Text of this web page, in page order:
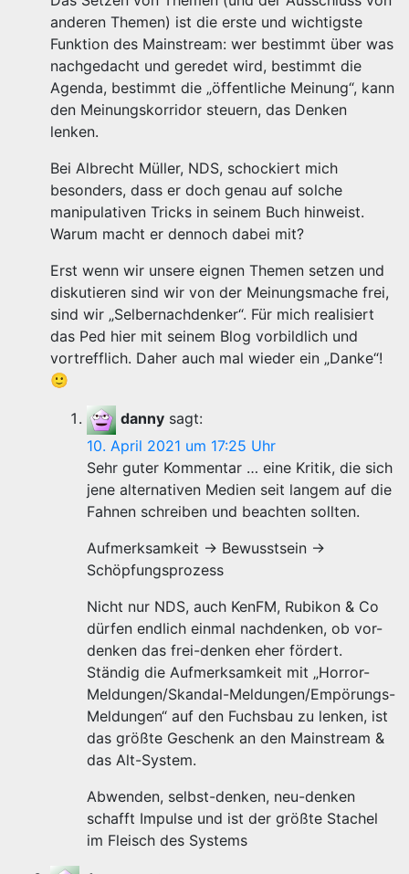
anderen Themen) ist die erste und wichtigste
Funktion des Mainstream: wer bestimmt über was
nachgedacht und geredet wird, bestimmt die
Agenda, bestimmt die „öffentliche Meinung“, kann
den Meinungskorridor steuern, das Denken
lenken.
Bei Albrecht Müller, NDS, schockiert mich
besonders, dass er doch genau auf solche
manipulativen Tricks in seinem Buch hinweist.
Warum macht er dennoch dabei mit?
Erst wenn wir unsere eignen Themen setzen und
diskutieren sind wir von der Meinungsmache frei,
sind wir „Selbernachdenker“. Für mich realisiert
das Ped hier mit seinem Blog vorbildlich und
vortrefflich. Daher auch mal wieder ein „Danke“!
🙂
danny sagt:
10. April 2021 um 17:25 Uhr
Sehr guter Kommentar … eine Kritik, die sich
jene alternativen Medien seit langem auf die
Fahnen schreiben und beachten sollten.
Aufmerksamkeit -> Bewusstsein ->
Schöpfungsprozess
Nicht nur NDS, auch KenFM, Rubikon & Co
dürfen endlich einmal nachdenken, ob vor-
denken das frei-denken eher fördert.
Ständig die Aufmerksamkeit mit „Horror-
Meldungen/Skandal-Meldungen/Empörungs-
Meldungen“ auf den Fuchsbau zu lenken, ist
das größte Geschenk an den Mainstream &
das Alt-System.
Abwenden, selbst-denken, neu-denken
schafft Impulse und ist der größte Stachel
im Fleisch des Systems